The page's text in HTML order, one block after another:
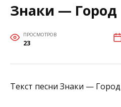
Знаки — Город
ПРОСМОТРОВ
23
Текст песни Знаки —